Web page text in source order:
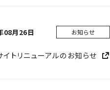
08月26日 お知らせ
イトリニューアルのお知らせ